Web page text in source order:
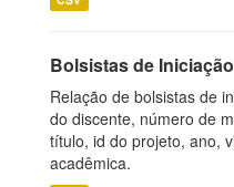
Bolsistas de
Relação de bolsistas de
do discente, número de
título, id do projeto, ano,
acadêmica.